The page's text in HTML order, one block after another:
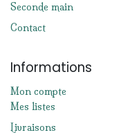
Seconde main
Contact
Informations
Mon compte
Mes listes
Livraisons